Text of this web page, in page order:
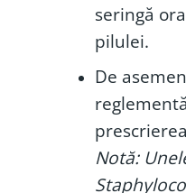
seringă
pilulei.
De
Notă: